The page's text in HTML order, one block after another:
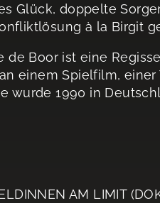
Glück, doppelte
à la Birgit
de Boor ist eine
einem Spielfilm,
wurde 1990 in
AM LIMIT